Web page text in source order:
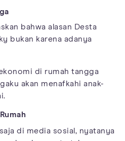
bahwa alasan Desta
bukan karena adanya
di rumah tangga
akan menafkahi anak-
di media sosial, nyatanya